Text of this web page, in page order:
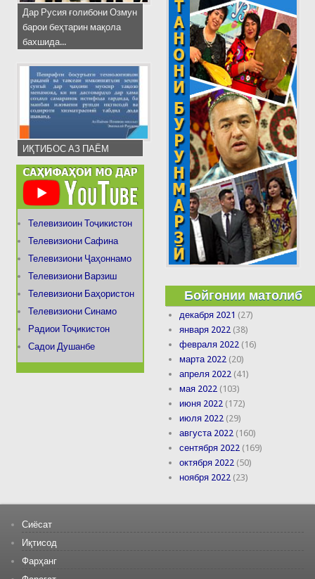
Дар Русия ғолибони Озмун
барои беҳтарин мақола
бахшида...
ИҚТИБОС АЗ ПАЁМ
Телевизиоин Тоҷикистон
Телевизиони Сафина
Телевизиони Ҷаҳоннамо
Телевизиони Варзиш
Телевизиони Баҳористон
Телевизиони Синамо
Радиои Тоҷикистон
Садои Душанбе
Бойгонии матолиб
декабря 2021 (27)
января 2022 (38)
февраля 2022 (16)
марта 2022 (20)
апреля 2022 (41)
мая 2022 (103)
июня 2022 (172)
июля 2022 (29)
августа 2022 (160)
сентября 2022 (169)
октября 2022 (50)
ноября 2022 (23)
Сиёсат
Иқтисод
Фарҳанг